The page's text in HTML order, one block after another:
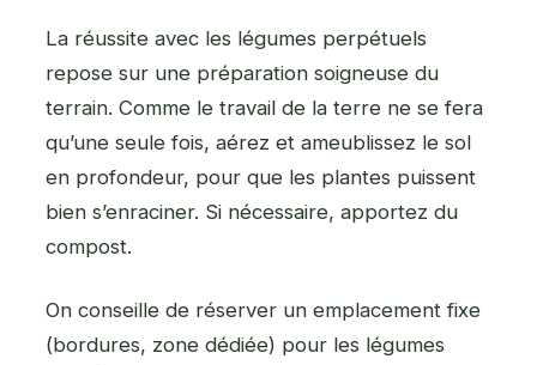
La réussite avec les légumes perpétuels
repose sur une préparation soigneuse du
terrain. Comme le travail de la terre ne se fera
qu’une seule fois, aérez et ameublissez le sol
en profondeur, pour que les plantes puissent
bien s’enraciner. Si nécessaire, apportez du
compost.
On conseille de réserver un emplacement fixe
(bordures, zone dédiée) pour les légumes